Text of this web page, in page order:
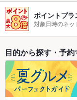
ポイントプ
対象日時のネッ
目的から探す・予約